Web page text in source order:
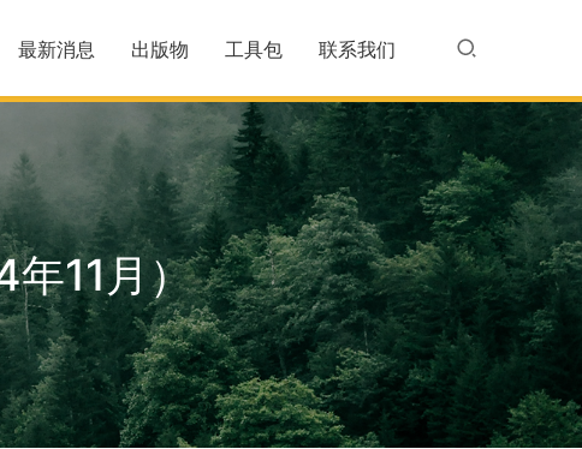
最新消息 出版物 工具包 联系我们
年11月）